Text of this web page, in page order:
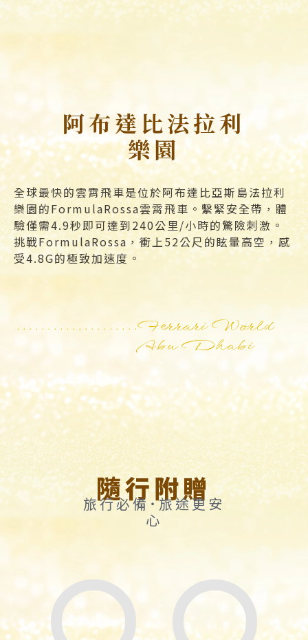
阿布達比法拉利
樂園
全球最快的雲霄飛車是位於阿布達比亞斯島法拉利
樂園的FormulaRossa雲霄飛車。繫緊安全帶，體
驗僅需4.9秒即可達到240公里/小時的驚險刺激。
挑戰FormulaRossa，衝上52公尺的眩暈高空，感
受4.8G的極致加速度。
Ferrari World
Abu Dhabi
隨行附贈
旅行必備˙旅途更安
心